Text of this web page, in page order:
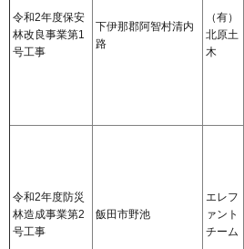
令和2年度保安
林改良事業第1
号工事
下伊那郡阿智村清内
路
（有）
北原土
木
令和2年度防災
林造成事業第2
号工事
飯田市野池
エレフ
ァント
チーム